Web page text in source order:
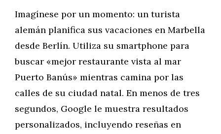
Imagínese por un momento: un turista
alemán planifica sus vacaciones en Marbella
desde Berlín. Utiliza su smartphone para
buscar «mejor restaurante vista al mar
Puerto Banús» mientras camina por las
calles de su ciudad natal. En menos de tres
segundos, Google le muestra resultados
personalizados, incluyendo reseñas en